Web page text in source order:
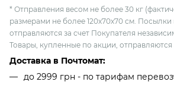
* Отправления весом не более 30 кг
размерами не более 120х70х70 см. Посылки
отправляются за счет Покупателя
Товары, купленные по акции, отправляются
Доставка в Почтомат:
до 2999 грн - по тарифам